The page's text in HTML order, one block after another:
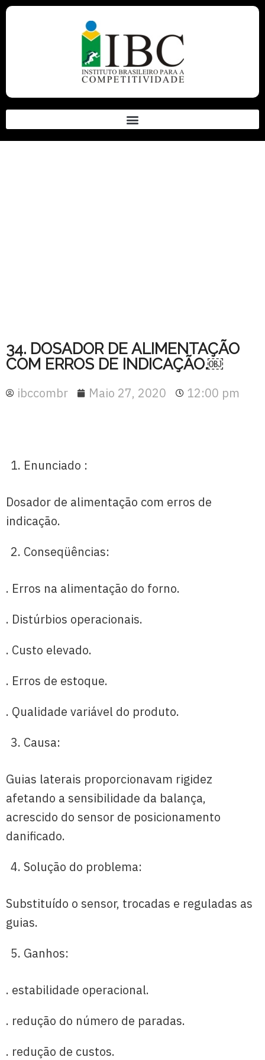
34. DOSADOR DE ALIMENTAÇÃO
COM ERROS DE INDICAÇÃO.￼
ibccombr Maio 27, 2020 12:00 pm
Enunciado :
Dosador de alimentação com erros de
indicação.
Conseqüências:
. Erros na alimentação do forno.
. Distúrbios operacionais.
. Custo elevado.
. Erros de estoque.
. Qualidade variável do produto.
Causa:
Guias laterais proporcionavam rigidez
afetando a sensibilidade da balança,
acrescido do sensor de posicionamento
danificado.
Solução do problema:
Substituído o sensor, trocadas e reguladas as
guias.
Ganhos:
. estabilidade operacional.
. redução do número de paradas.
. redução de custos.